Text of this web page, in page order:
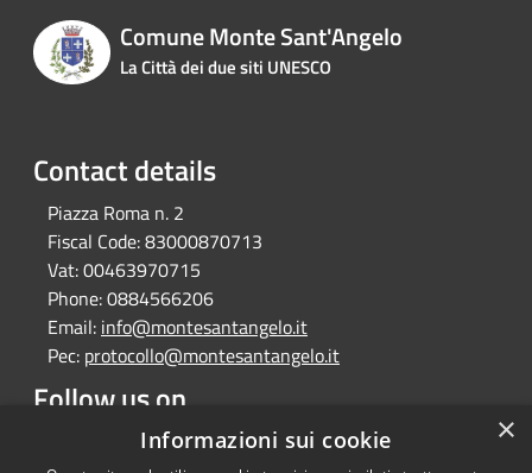
Comune Monte Sant'Angelo
La Città dei due siti UNESCO
Contact details
Piazza Roma n. 2
Fiscal Code:83000870713
Vat:00463970715
Phone:0884566206
Email: info@montesantangelo.it
Pec: protocollo@montesantangelo.it
Follow us on
FacebookYoutubeInstagramTelegramWhatsapp ×
Informazioni sui cookie